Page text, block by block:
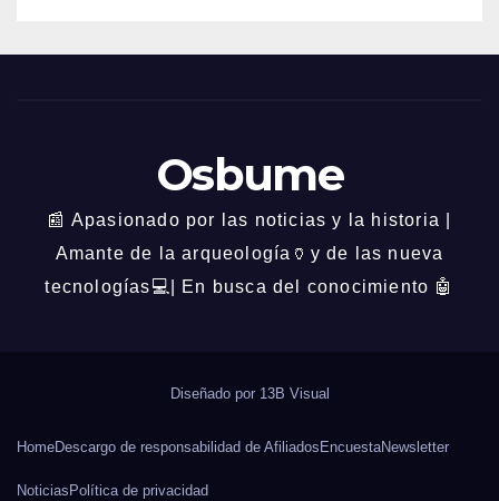
Osbume
📰 Apasionado por las noticias y la historia |
Amante de la arqueología🏺y de las nueva
tecnologías💻| En busca del conocimiento 🤖
Diseñado por 13B Visual
HomeDescargo de responsabilidad de Afiliados EncuestaNewsletter
Noticias Política de privacidad